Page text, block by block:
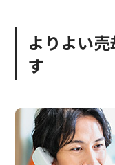
よりよい
す